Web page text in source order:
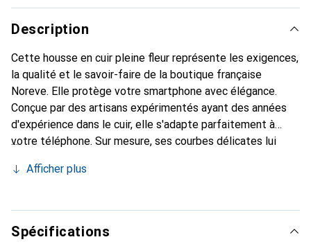
Description
Cette housse en cuir pleine fleur représente les exigences,
la qualité et le savoir-faire de la boutique française
Noreve. Elle protège votre smartphone avec élégance.
Conçue par des artisans expérimentés ayant des années
d'expérience dans le cuir, elle s'adapte parfaitement à
votre téléphone. Sur mesure, ses courbes délicates lui
l'accessoire chic et indispensable pour votre smartphone.
qualité, la marque Noreve est un choix fiable pour une
clientèle exigeante.
Afficher plus
Spécifications